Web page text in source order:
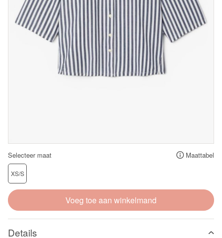
Selecteer maat Maattabel
XS/S
Voeg toe aan winkelmand
Details